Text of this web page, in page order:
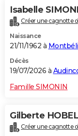
Bricolage
Lifestyle
Culture
Television
Voyage
Cinema
Isabelle
Créer une cagnotte
Naissance
21/11/1962 à
Décès
19/07/2026 à
Famille SIMONIN
Gilberte HOBEL
Créer une cagnotte